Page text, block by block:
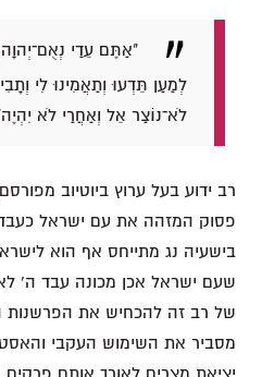
"אַתֶּם עֵדַי
לְמַעַן תֵּדְעוּ וְתַאֲמִינוּ לִי
לֹא־נוֹצַר אֵל וְאַחֲרַי לֹא יִהְיֶה"
פסוק המזהה את עם ישראל
בישעיה נג מתייחס אף הוא
שעם ישראל אכן מכונה עבד ה'
של רב זה להכחיש את הפרשנות
מסביר את השימוש העקבי